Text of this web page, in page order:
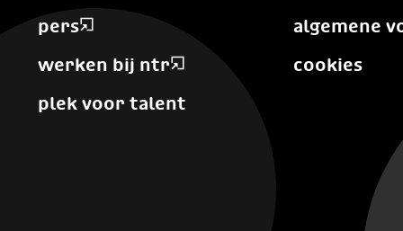
pers
werken bij ntr
plek voor talent
algemene
cookies